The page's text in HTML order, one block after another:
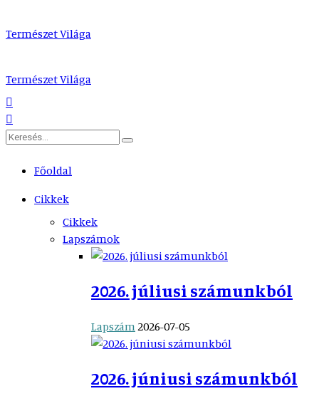
Természet Világa
Természet Világa
Főoldal
Cikkek
Cikkek
Lapszámok
2026. júliusi számunkból
Lapszám 2026-07-05
2026. júniusi számunkból